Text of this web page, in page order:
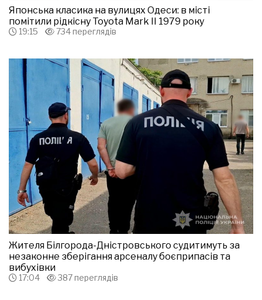
Японська класика на вулицях Одеси: в місті
помітили рідкісну Toyota Mark II 1979 року
19:15 734 переглядів
Жителя Білгорода-Дністровського судитимуть за
незаконне зберігання арсеналу боєприпасів та
вибухівки
17:04 387 переглядів